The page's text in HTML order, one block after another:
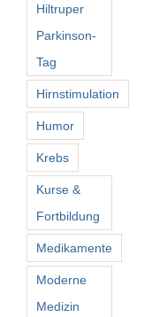
Hiltruper
Parkinson-
Tag
Hirnstimulation
Humor
Krebs
Kurse &
Fortbildung
Medikamente
Moderne
Medizin